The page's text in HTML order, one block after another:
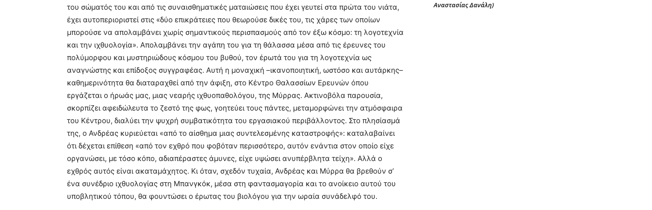
ΤΙΣ
ΤΕΧΝΕΣ
του σώματός του και από τις συναισθηματικές ματαιώσεις που έχει γευτεί στα πρώτα του νιάτα,
έχει αυτοπεριοριστεί στις «δύο επικράτειες που θεωρούσε δικές του, τις χάρες των οποίων
μπορούσε να απολαμβάνει χωρίς σημαντικούς περισπασμούς από τον έξω κόσμο: τη λογοτεχνία
και την ιχθυολογία». Απολαμβάνει την αγάπη του για τη θάλασσα μέσα από τις έρευνες του
πολύμορφου και μυστηριώδους κόσμου του βυθού, τον έρωτά του για τη λογοτεχνία ως
αναγνώστης και επίδοξος συγγραφέας. Αυτή η μοναχική –ικανοποιητική, ωστόσο και αυτάρκης–
καθημερινότητα θα διαταραχθεί από την άφιξη, στο Κέντρο Θαλασσίων Ερευνών όπου
εργάζεται ο ήρωάς μας, μιας νεαρής ιχθυοπαθολόγου, της Μύρρας. Ακτινοβόλα παρουσία,
σκορπίζει αφειδώλευτα το ζεστό της φως, γοητεύει τους πάντες, μεταμορφώνει την ατμόσφαιρα
του Κέντρου, διαλύει την ψυχρή συμβατικότητα του εργασιακού περιβάλλοντος. Στο πλησίασμά
της, ο Ανδρέας κυριεύεται «από το αίσθημα μιας συντελεσμένης καταστροφής»: καταλαβαίνει
ότι δέχεται επίθεση «από τον εχθρό που φοβόταν περισσότερο, αυτόν ενάντια στον οποίο είχε
οργανώσει, με τόσο κόπο, αδιαπέραστες άμυνες, είχε υψώσει ανυπέρβλητα τείχη». Αλλά ο
εχθρός αυτός είναι ακαταμάχητος. Κι όταν, σχεδόν τυχαία, Ανδρέας και Μύρρα θα βρεθούν σ’
ένα συνέδριο ιχθυολογίας στη Μπανγκόκ, μέσα στη φαντασμαγορία και το ανοίκειο αυτού του
υποβλητικού τόπου, θα φουντώσει ο έρωτας του βιολόγου για την ωραία συνάδελφό του.
Αναστασίας Δανάλη)